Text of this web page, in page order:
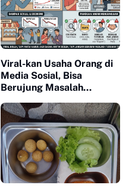
Viral-kan Usaha Orang di
Media Sosial, Bisa
Berujung Masalah
Diperhatikan